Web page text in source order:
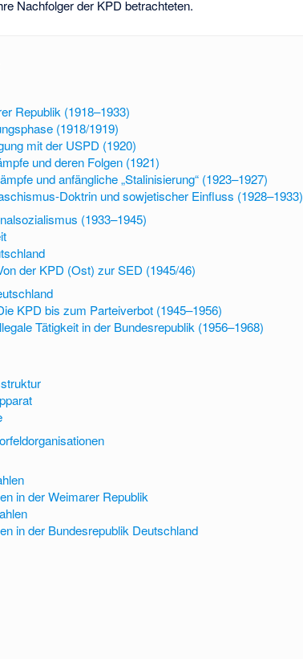
Nachfolger der KPD betrachteten.
Republik (1918–1933)
(1918/1919)
mit der USPD (1920)
und deren Folgen (1921)
und anfängliche „Stalinisierung“ (1923–1927)
Doktrin und sowjetischer Einfluss (1928–1933)
(1933–1945)
der KPD (Ost) zur SED (1945/46)
KPD bis zum Parteiverbot (1945–1956)
Tätigkeit in der Bundesrepublik (1956–1968)
in der Weimarer Republik
in der Bundesrepublik Deutschland